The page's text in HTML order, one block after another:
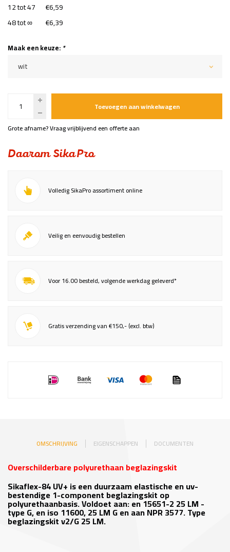
12 tot 47
€6,59
48 tot ∞
€6,39
Maak een keuze: *
wit
Toevoegen aan winkelwagen
Grote afname? Vraag vrijblijvend een offerte aan
Daarom SikaPro
Volledig SikaPro assortiment online
Veilig en eenvoudig bestellen
Voor 16.00 besteld, volgende werkdag geleverd*
Gratis verzending van €150,- (excl. btw)
OMSCHRIJVING EIGENSCHAPPEN DOCUMENTEN
Overschilderbare polyurethaan beglazingskit
Sikaflex-84 UV+ is een duurzaam elastische en uv-
bestendige 1-component beglazingskit op
polyurethaanbasis. Voldoet aan: en 15651-2 25 LM -
type G, en iso 11600, 25 LM G en aan NPR 3577. Type
beglazingskit v2/G 25 LM.